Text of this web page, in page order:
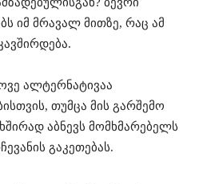
ბევრი
იმ მრავალ მითზე, რაც ამ
ალტერნატივაა
თუმცა მის გარშემო
აბნევს მომხმარებელს
გაკეთებას.